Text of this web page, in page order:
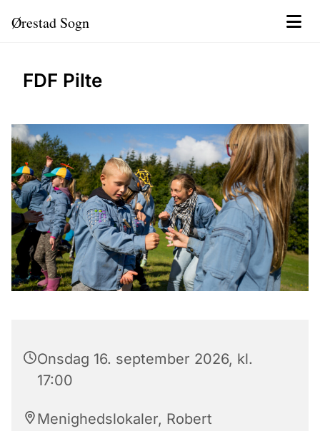
Ørestad Sogn
FDF Pilte
Onsdag 16. september 2026, kl.
17:00
Menighedslokaler, Robert